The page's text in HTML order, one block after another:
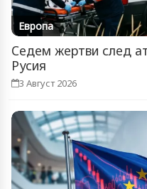
Европа
Седем жертви след
Русия
3 Август 2026